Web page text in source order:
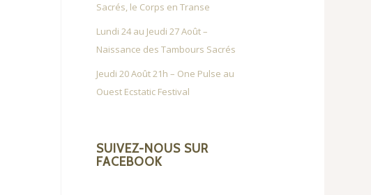
Sacrés, le Corps en Transe
Lundi 24 au Jeudi 27 Août –
Naissance des Tambours Sacrés
Jeudi 20 Août 21h – One Pulse au
Ouest Ecstatic Festival
SUIVEZ-NOUS SUR
FACEBOOK